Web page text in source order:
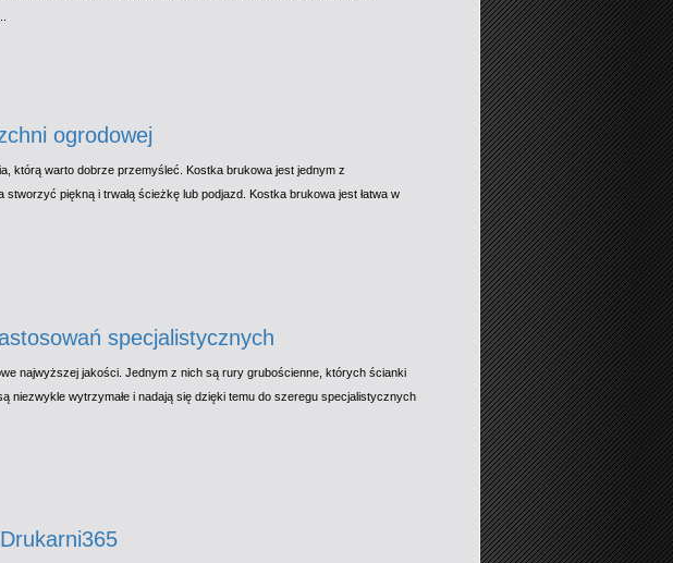
ogrodowej
którą warto dobrze przemyśleć. Kostka brukowa jest jednym z
piękną i trwałą ścieżkę lub podjazd. Kostka brukowa jest łatwa w
specjalistycznych
najwyższej jakości. Jednym z nich są rury grubościenne, których ścianki
niezwykle wytrzymałe i nadają się dzięki temu do szeregu specjalistycznych